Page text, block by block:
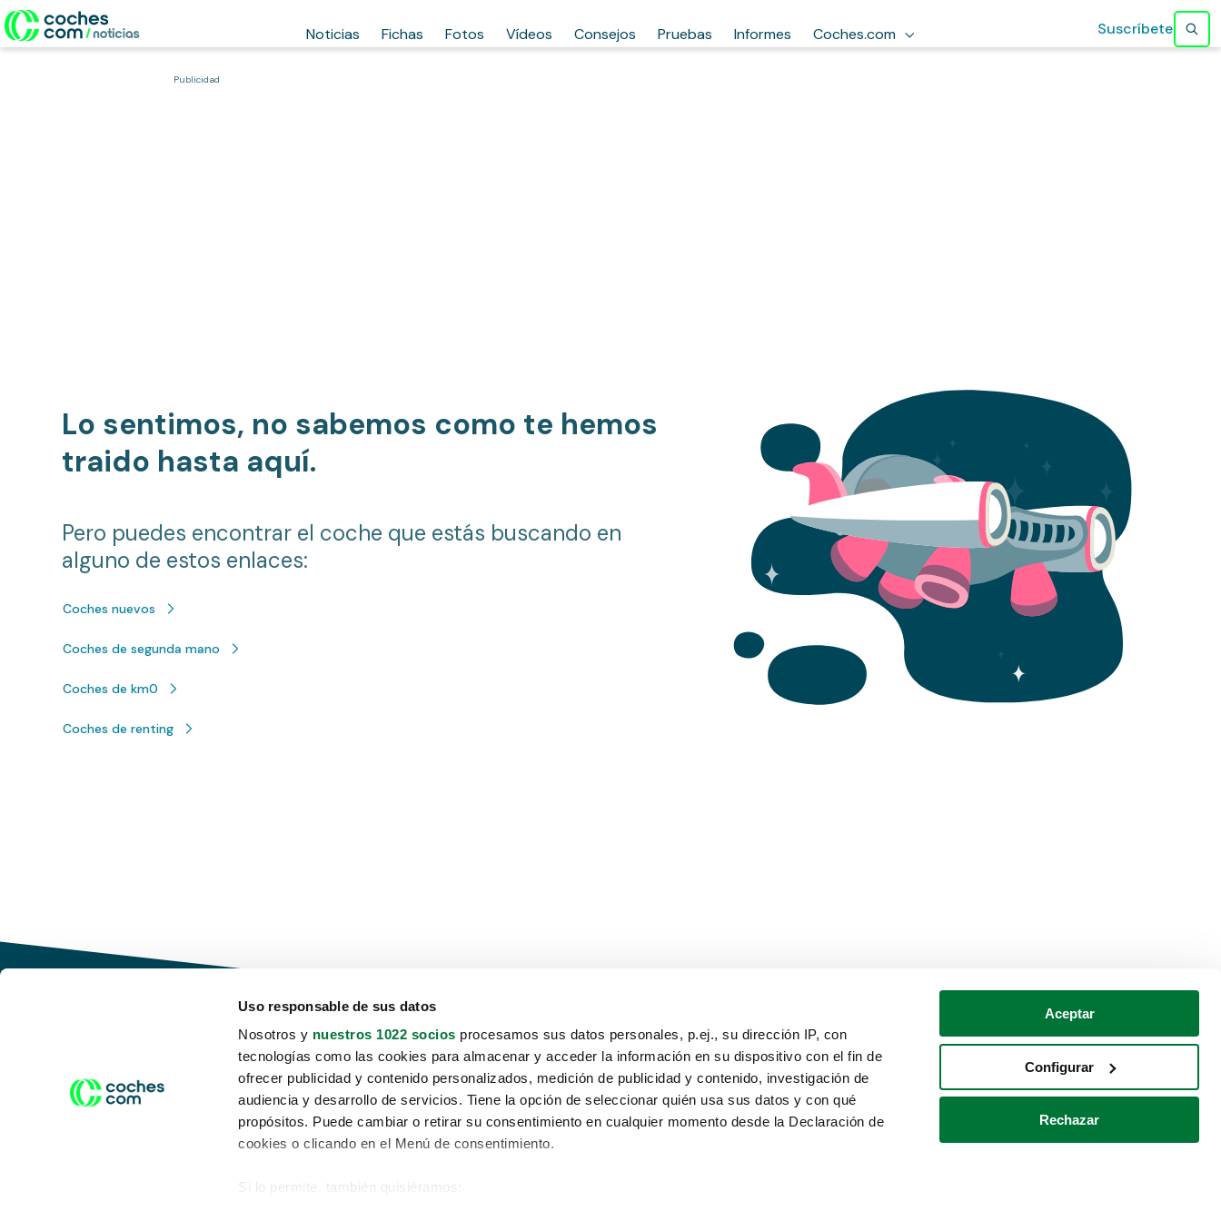
Uso responsable de sus datos
Nosotros y nuestros 1022 socios procesamos sus datos personales, p.ej., su dirección IP, con
tecnologías como las cookies para almacenar y acceder la información en su dispositivo con el fin de
ofrecer publicidad y contenido personalizados, medición de publicidad y contenido, investigación de
audiencia y desarrollo de servicios. Tiene la opción de seleccionar quién usa sus datos y con qué
propósitos. Puede cambiar o retirar su consentimiento en cualquier momento desde la Declaración de
cookies o clicando en el Menú de consentimiento.
Si lo permite, también quisiéramos:
Aceptar
Configurar
Rechazar
Noticias Fichas Fotos Vídeos Consejos Pruebas Informes Coches.com Suscríbete
Publicidad
Lo sentimos, no sabemos como te hemos
traido hasta aquí.
Pero puedes encontrar el coche que estás buscando en
alguno de estos enlaces:
Coches nuevos
Coches de segunda mano
Coches de km0
Coches de renting
Conduce tu futuro,
desata tu movilidad